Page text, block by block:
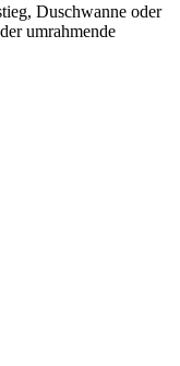
Duschwanne oder
umrahmende